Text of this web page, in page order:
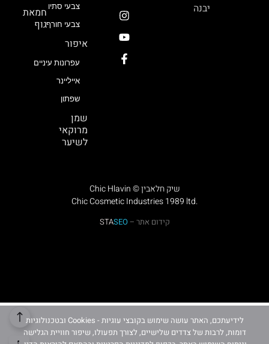
יבנה
צבעי סתיו
צבעי חורף
איפור
עפרונות עיניים
אייליינר
שפתון
שמן
מרוקאי
לשיער
חמאת
גוף
Chic Hlavin © שיק חלאבין
Chic Cosmetic Industries 1989 ltd.
קידום אתר – STASEO
לידיעתכם, האתר עושה שימוש בקובצי עוגיות - Cookies ובטכנולוגיות
דומות, לרבות של צדדים שלישיים, לצורך תפעולו, שיפור חוויית הגלישה